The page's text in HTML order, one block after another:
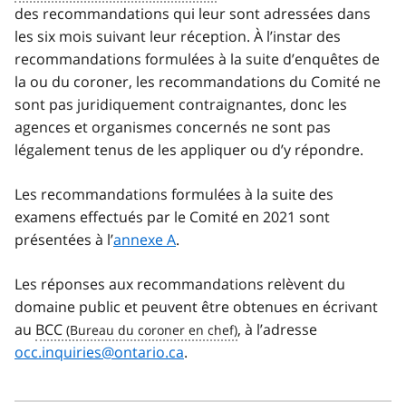
des recommandations qui leur sont adressées dans
les six mois suivant leur réception. À l’instar des
recommandations formulées à la suite d’enquêtes de
la ou du coroner, les recommandations du Comité ne
sont pas juridiquement contraignantes, donc les
agences et organismes concernés ne sont pas
légalement tenus de les appliquer ou d’y répondre.
Les recommandations formulées à la suite des
examens effectués par le Comité en 2021 sont
présentées à l’annexe A.
Les réponses aux recommandations relèvent du
domaine public et peuvent être obtenues en écrivant
au BCC
, à l’adresse
occ.inquiries@ontario.ca.